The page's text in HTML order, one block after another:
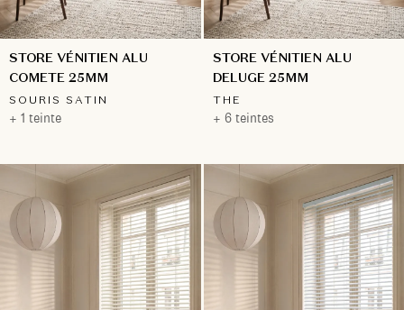
STORE VÉNITIEN ALU
COMETE 25MM
SOURIS SATIN
+ 1 teinte
STORE VÉNITIEN ALU
DELUGE 25MM
THE
+ 6 teintes